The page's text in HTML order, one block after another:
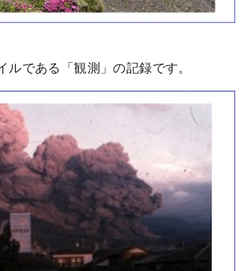
ルである「観測」の記録です。